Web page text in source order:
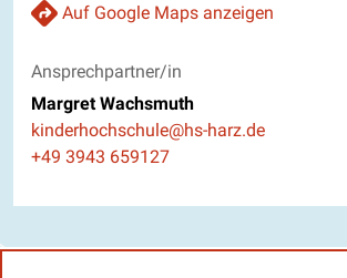
Auf Google Maps anzeigen
Ansprechpartner/in
Margret Wachsmuth
E-Mail
kinderhochschule@hs-harz.de
Telefon
+49 3943 659127